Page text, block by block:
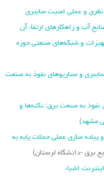
و عملی امنیت سایبری
آب و راهکارهای ارتقاء آن
و شبکه‌های صنعتی حوزه
و سناریو‌های نفوذ به صنعت
نفوذ به صنعت برق: نکته‌ها و
مشهد)
سازی عملی حملات پایه به
برق -دانشگاه لرستان)
اشیاء